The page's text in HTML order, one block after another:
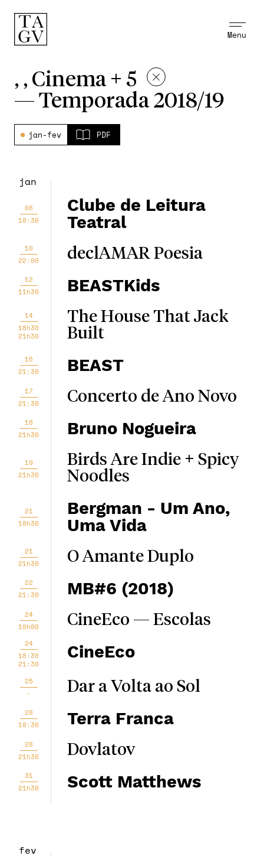
Menu
, , Cinema + 5
— Temporada 2018/19
jan-fev PDF
jan
08
18:30
Clube de Leitura
Teatral
10
22:00
declAMAR Poesia
12
11h30
BEASTKids
14
18h30
21h30
The House That Jack
Built
16
21:30
BEAST
17
21:30
Concerto de Ano Novo
18
21h30
Bruno Nogueira
19
21h30
Birds Are Indie + Spicy
Noodles
21
18h30
Bergman - Um Ano,
Uma Vida
21
21h30
O Amante Duplo
22
21:30
MB#6 (2018)
24
10h00
CineEco — Escolas
24
18:30
21:30
CineEco
25
-
Dar a Volta ao Sol
28
18:30
Terra Franca
28
21h30
Dovlatov
31
21h30
Scott Matthews
fev